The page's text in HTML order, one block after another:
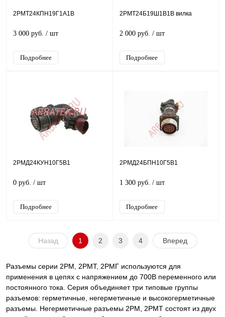
2РМТ24КПН19Г1А1В
3 000 руб. / шт
Подробнее
2РМТ24Б19Ш1В1В вилка
2 000 руб. / шт
Подробнее
2РМД24КУН10Г5В1
0 руб. / шт
Подробнее
2РМД24БПН10Г5В1
1 300 руб. / шт
Подробнее
Назад 1 2 3 4 Вперед
Разъемы серии 2РМ, 2РМТ, 2РМГ используются для
применения в цепях с напряжением до 700В переменного или
постоянного тока. Серия объединяет три типовые группы
разъемов: герметичные, негерметичные и высокогерметичные
разъемы. Негерметичные разъемы 2РМ, 2РМТ состоят из двух